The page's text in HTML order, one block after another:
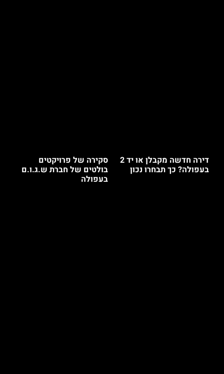
דירה חדשה מקבלן או יד 2
בעפולה? כך תבחרו נכון
סקירה של פרויקטים
בולטים של חברת ש.ג.ו.ם
בעפולה